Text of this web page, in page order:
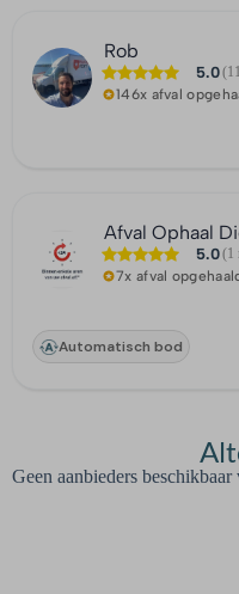
Rob
5.0
146x afval
Afval Ophaal
5.0(1
7x afval
Automatisch bod
Geen aanbieders